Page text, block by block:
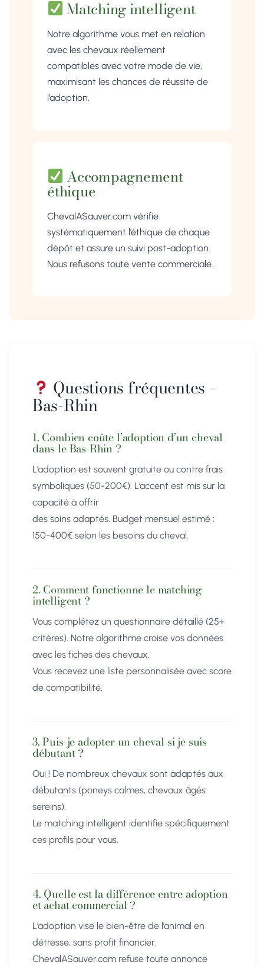
Matching intelligent
Notre algorithme vous met en relation
avec les chevaux réellement
compatibles avec votre mode de vie,
maximisant les chances de réussite de
l’adoption.
Accompagnement
éthique
ChevalASauver.com vérifie
systématiquement l’éthique de chaque
dépôt et assure un suivi post-adoption.
Nous refusons toute vente commerciale.
Questions fréquentes –
Bas-Rhin
1. Combien coûte l’adoption d’un cheval
dans le Bas-Rhin ?
L’adoption est souvent gratuite ou contre frais
symboliques (50-200€). L’accent est mis sur la
capacité à offrir
des soins adaptés. Budget mensuel estimé :
150-400€ selon les besoins du cheval.
2. Comment fonctionne le matching
intelligent ?
Vous complétez un questionnaire détaillé (25+
critères). Notre algorithme croise vos données
avec les fiches des chevaux.
Vous recevez une liste personnalisée avec score
de compatibilité.
3. Puis-je adopter un cheval si je suis
débutant ?
Oui ! De nombreux chevaux sont adaptés aux
débutants (poneys calmes, chevaux âgés
sereins).
Le matching intelligent identifie spécifiquement
ces profils pour vous.
4. Quelle est la différence entre adoption
et achat commercial ?
L’adoption vise le bien-être de l’animal en
détresse, sans profit financier.
ChevalASauver.com refuse toute annonce